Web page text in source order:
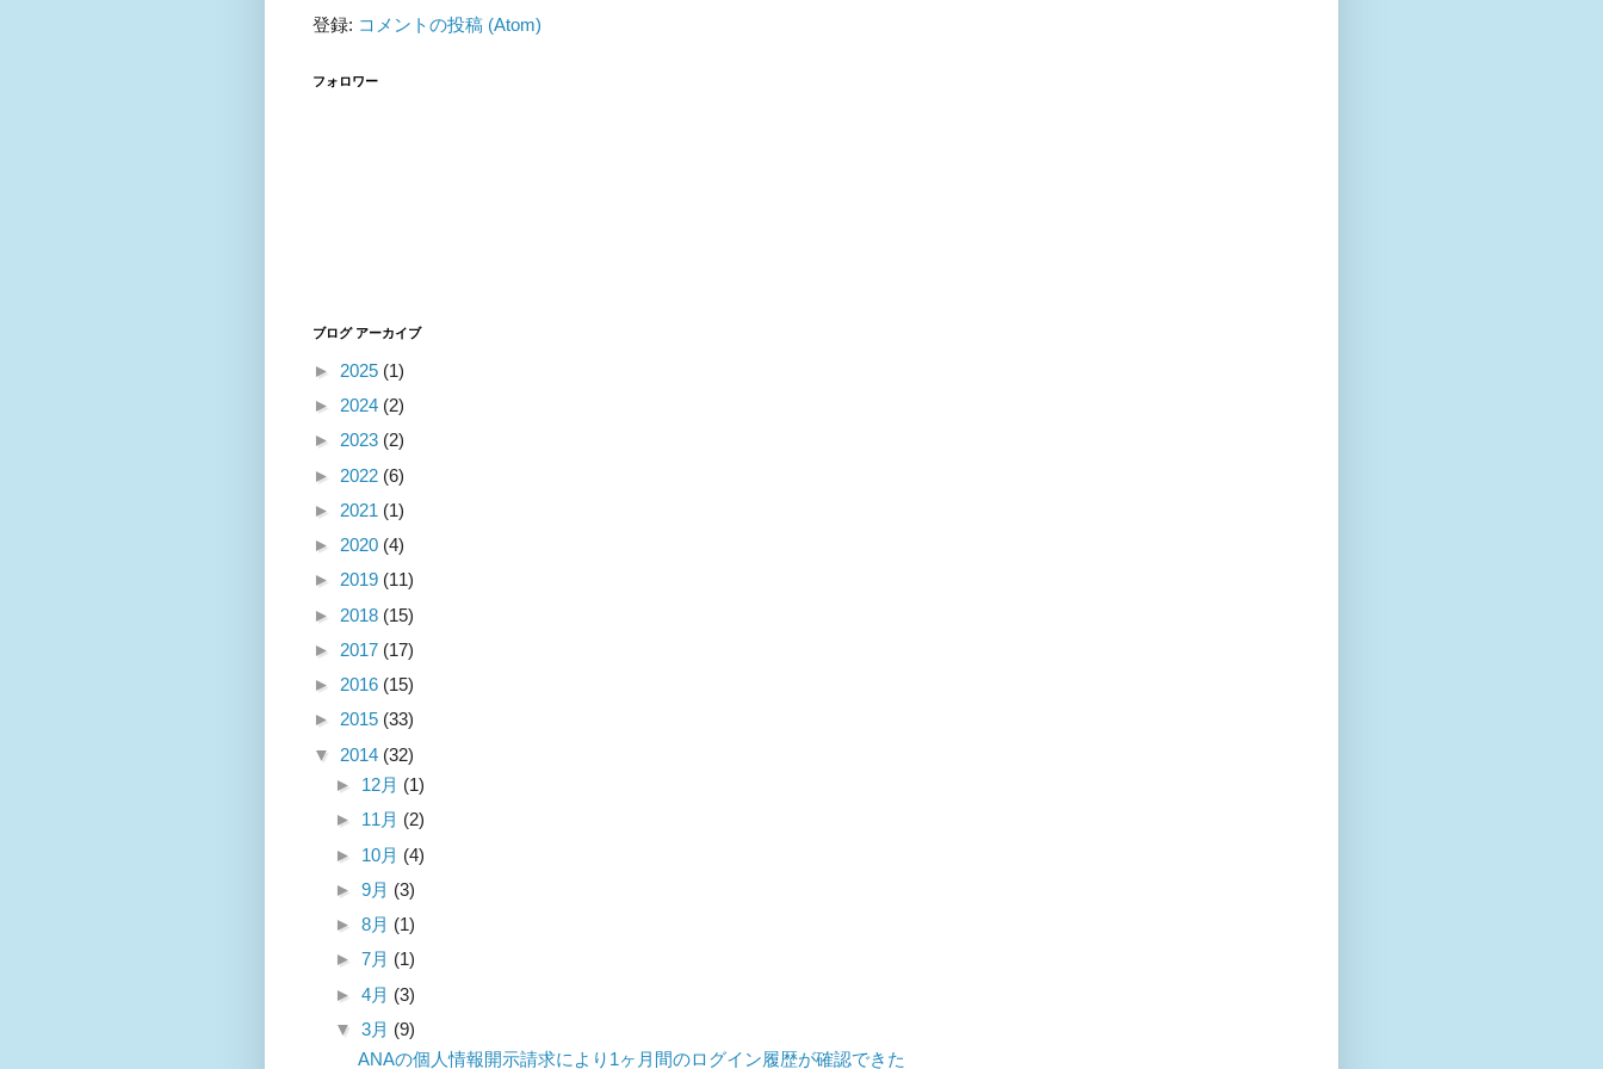
登録: コメントの投稿 (Atom)
フォロワー
ブログ アーカイブ
► 2025 (1)
► 2024 (2)
► 2023 (2)
► 2022 (6)
► 2021 (1)
► 2020 (4)
► 2019 (11)
► 2018 (15)
► 2017 (17)
► 2016 (15)
► 2015 (33)
▼ 2014 (32)
► 12月 (1)
► 11月 (2)
► 10月 (4)
► 9月 (3)
► 8月 (1)
► 7月 (1)
► 4月 (3)
▼ 3月 (9)
ANAの個人情報開示請求により1ヶ月間のログイン履歴が確認できた